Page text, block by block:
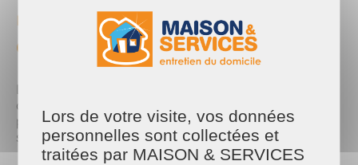
🎁 Un nettoyage complet
avant ou après les fêtes
Les semaines autour de Noël sont parmi les plus
chargées de l’année. Nos équipes proposent des
prestationsflexibles ,ponctuelles ourégulières
spécialement pensées pour cette période festive.
Lors de votre visite, vos données
personnelles sont collectées et
traitées par MAISON & SERVICES